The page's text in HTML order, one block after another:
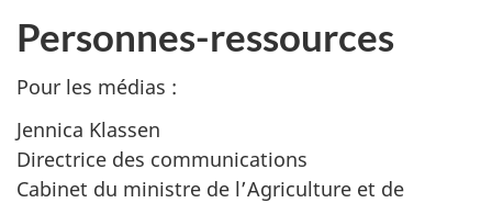
Personnes-ressources
Pour les médias :
Jennica Klassen
Directrice des communications
Cabinet du ministre de l’Agriculture et de